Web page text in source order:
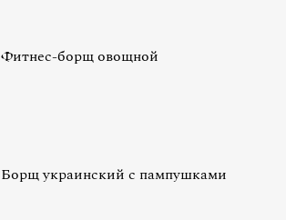
Фитнес-борщ овощной
Борщ украинский с пампушками